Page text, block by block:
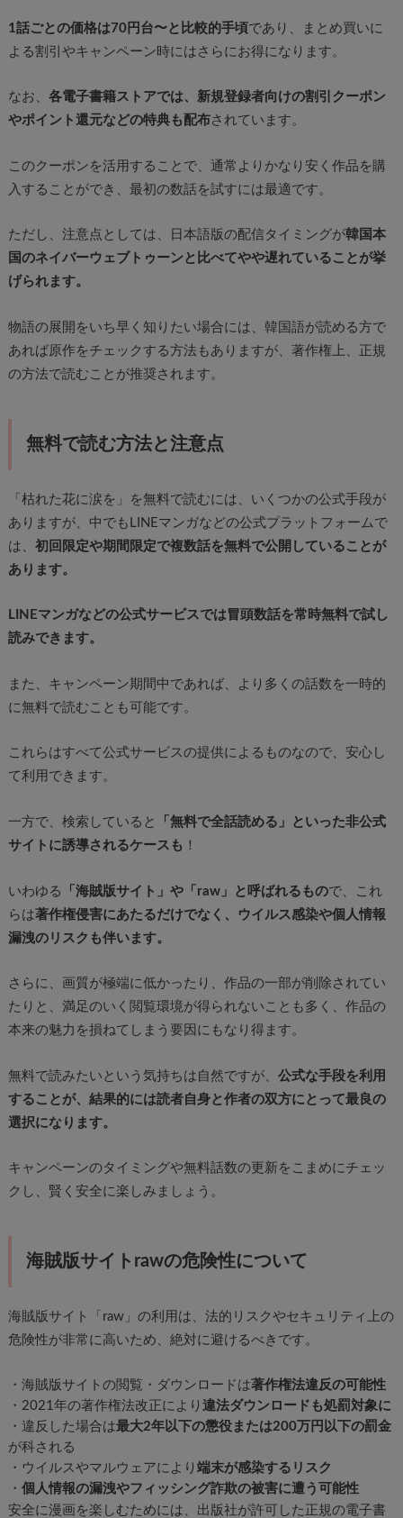
1話ごとの価格は70円台〜と比較的手頃であり、まとめ買いに
よる割引やキャンペーン時にはさらにお得になります。
なお、 各電子書籍ストアでは、新規登録者向けの割引クーポン
やポイント還元などの特典も配布されています。
このクーポンを活用することで、通常よりかなり安く作品を購
入することができ、最初の数話を試すには最適です。
ただし、注意点としては、日本語版の配信タイミングが韓国本
国のネイバーウェブトゥーンと比べてやや遅れていることが挙
げられます。
物語の展開をいち早く知りたい場合には、韓国語が読める方で
あれば原作をチェックする方法もありますが、著作権上、正規
の方法で読むことが推奨されます。
無料で読む方法と注意点
「枯れた花に涙を」を無料で読むには、いくつかの公式手段が
ありますが、中でもLINEマンガなどの公式プラットフォームで
は、 初回限定や期間限定で複数話を無料で公開していることが
あります。
LINEマンガなどの公式サービスでは冒頭数話を常時無料で試し
読みできます。
また、キャンペーン期間中であれば、より多くの話数を一時的
に無料で読むことも可能です。
これらはすべて公式サービスの提供によるものなので、安心し
て利用できます。
一方で、検索していると
「無料で全話読める」といった非公式
サイトに誘導されるケースも ！
いわゆる 「海賊版サイト」や「raw」と呼ばれるもので、これ
らは著作権侵害にあたるだけでなく、ウイルス感染や個人情報
漏洩のリスクも伴います。
さらに、画質が極端に低かったり、作品の一部が削除されてい
たりと、満足のいく閲覧環境が得られないことも多く、作品の
本来の魅力を損ねてしまう要因にもなり得ます。
無料で読みたいという気持ちは自然ですが、 公式な手段を利用
することが、結果的には読者自身と作者の双方にとって最良の
選択になります。
キャンペーンのタイミングや無料話数の更新をこまめにチェッ
クし、賢く安全に楽しみましょう。
海賊版サイトrawの危険性について
海賊版サイト「raw」の利用は、法的リスクやセキュリティ上の
危険性が非常に高いため、絶対に避けるべきです。​
・海賊版サイトの閲覧・ダウンロードは著作権法違反の可能性
・2021年の著作権法改正により 違法ダウンロードも処罰対象に
・違反した場合は最大2年以下の懲役または200万円以下の罰金
が科される
・ウイルスやマルウェアにより 端末が感染するリスク
・ 個人情報の漏洩やフィッシング詐欺の被害に遭う可能性
安全に漫画を楽しむためには、出版社が許可した正規の電子書